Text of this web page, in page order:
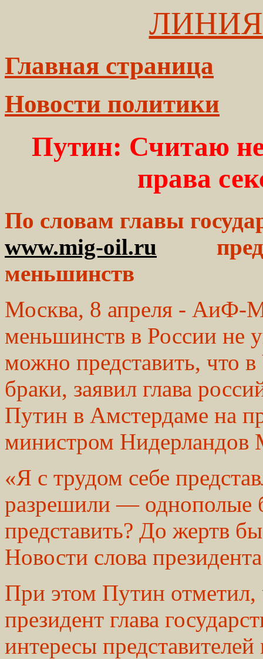
Главная страница
Новости политики
Путин: Считаю
права
По словам главы
www.mig-oil.ru
меньшинств
Москва, 8 апреля - АиФ-
меньшинств в России не
можно представить, что
браки, заявил глава
Путин в Амстердаме на
министром Нидерландов
«Я с трудом себе
разрешили — однополые
представить? До жертв
Новости слова
При этом Путин отметил,
президент глава
интересы